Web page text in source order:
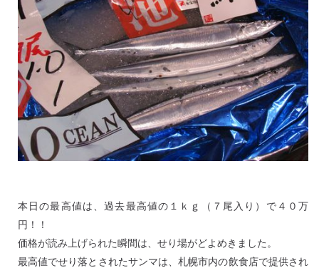
本日の最高値は、過去最高値の１ｋｇ（７尾入り）で４０万
円！！
価格が読み上げられた瞬間は、せり場がどよめきました。
最高値でせり落とされたサンマは、札幌市内の飲食店で提供され